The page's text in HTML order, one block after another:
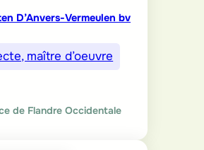
D’Anvers-Vermeulen bv
maître d’oeuvre
de Flandre Occidentale